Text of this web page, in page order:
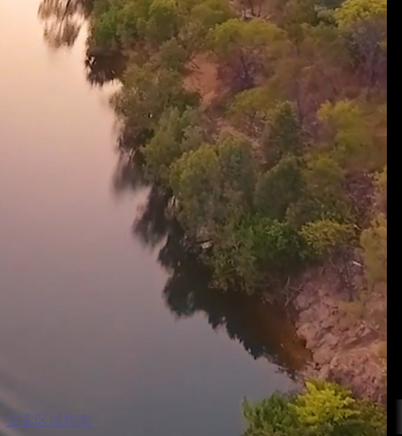
探索区域指南